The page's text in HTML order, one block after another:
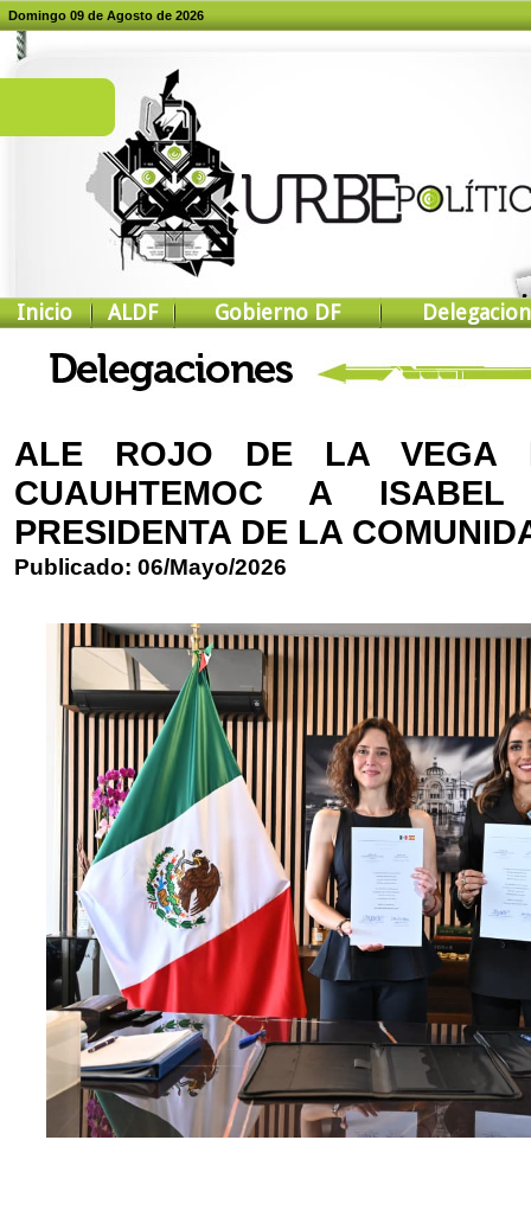
Domingo 09 de Agosto de 2026
Inicio ALDF Gobierno DF
ALE ROJO DE LA VEGA
CUAUHTEMOC A
PRESIDENTA DE LA
Publicado: 06/Mayo/2026